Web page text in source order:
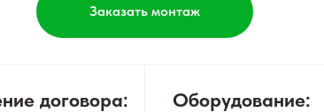
Заказать монтаж
договора: Оборудование: